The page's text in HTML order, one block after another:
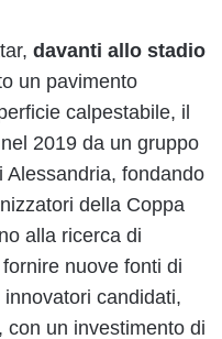
davanti allo stadio
un pavimento
calpestabile, il
2019 da un gruppo
Alessandria, fondando
della Coppa
alla ricerca di
nuove fonti di
candidati,
con un investimento di